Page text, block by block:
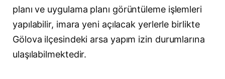
planı ve uygulama planı görüntüleme işlemleri
yapılabilir, imara yeni açılacak yerlerle birlikte
Gölova ilçesindeki arsa yapım izin durumlarına
ulaşılabilmektedir.